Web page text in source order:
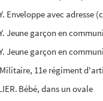
Enveloppe avec
Jeune garçon en
Jeune garçon en
Militaire, 11e régiment
Bébé, dans un ovale